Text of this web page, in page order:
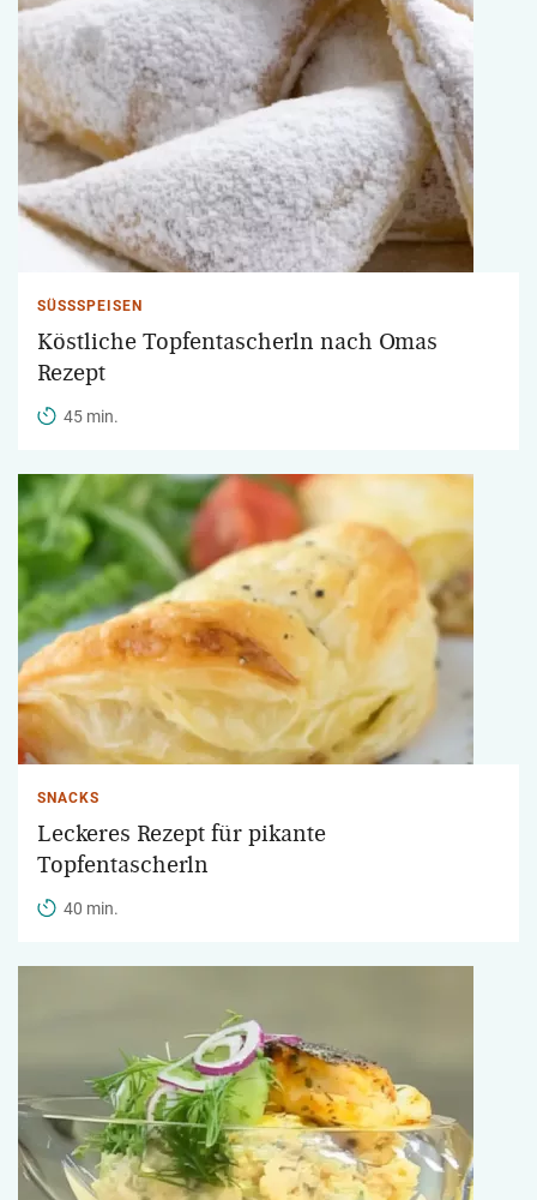
SÜSSSPEISEN
Köstliche Topfentascherln nach Omas
Rezept
45 min.
SNACKS
Leckeres Rezept für pikante
Topfentascherln
40 min.